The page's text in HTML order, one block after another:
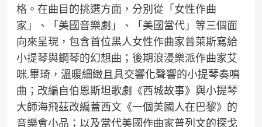
格。在曲目的挑選方面，分別從「女性作曲
家」、「美國音樂劇」、「美國當代」等三個面
向來呈現，包含首位黑人女性作曲家普萊斯寫給
小提琴與鋼琴的幻想曲；後期浪漫樂派作曲家艾
咪.畢琦，溫暖細緻且具交響化聲響的小提琴奏鳴
曲；改編自伯恩斯坦歌劇《西城故事》與小提琴
大師海飛茲改編蓋西文《一個美國人在巴黎》的
音樂會小品；以及當代美國作曲家普列文的探戈